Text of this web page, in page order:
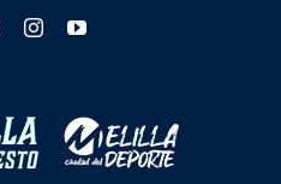
InstagramYouTube